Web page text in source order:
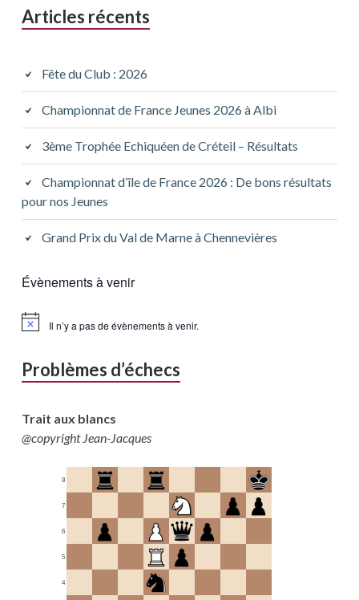
Articles récents
Fête du Club : 2026
Championnat de France Jeunes 2026 à Albi
3ème Trophée Echiquéen de Créteil – Résultats
Championnat d’île de France 2026 : De bons résultats
pour nos Jeunes
Grand Prix du Val de Marne à Chennevières
Évènements à venir
Il n’y a pas de évènements à venir.
Problèmes d’échecs
Trait aux blancs
@copyright Jean-Jacques
4
5
6
7
8